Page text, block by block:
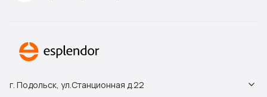
г. Подольск, ул.Станционная д.22